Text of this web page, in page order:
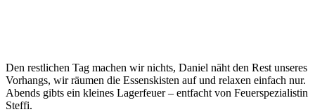
Den restlichen Tag machen wir nichts, Daniel näht den Rest unseres
Vorhangs, wir räumen die Essenskisten auf und relaxen einfach nur.
Abends gibts ein kleines Lagerfeuer – entfacht von Feuerspezialistin
Steffi.